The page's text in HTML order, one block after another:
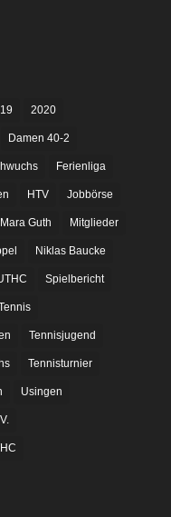
2020
Damen 40-2
Ferienliga
HTV Jobbörse
Mara Guth Mitglieder
Niklas Baucke
Spielbericht
Tennisjugend
Tennisturnier
Usingen